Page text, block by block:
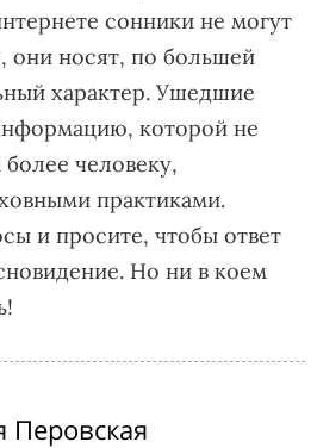
сонники не могут
носят, по большей
характер. Ушедшие
которой не
человеку,
практиками.
и просите, чтобы ответ
Но ни в коем
Перовская